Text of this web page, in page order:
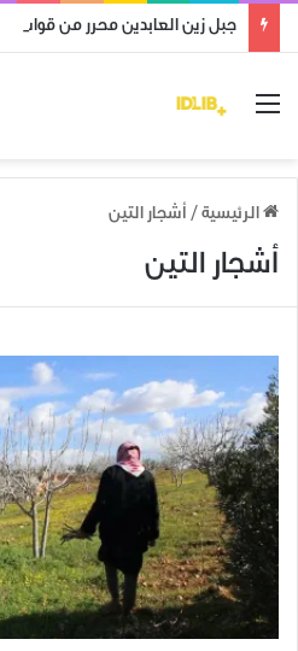
جبل زين العابدين محرر من قوات
القائمة
الرئيسية / أشجار التين
أشجار التين